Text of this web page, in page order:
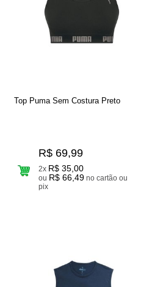
Top Puma Sem Costura Preto
R$ 69,99
2x R$ 35,00
ou R$ 66,49 no cartão ou
pix